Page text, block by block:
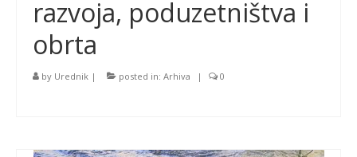
razvoja, poduzetništva i
obrta
by Urednik | posted in: Arhiva | 0